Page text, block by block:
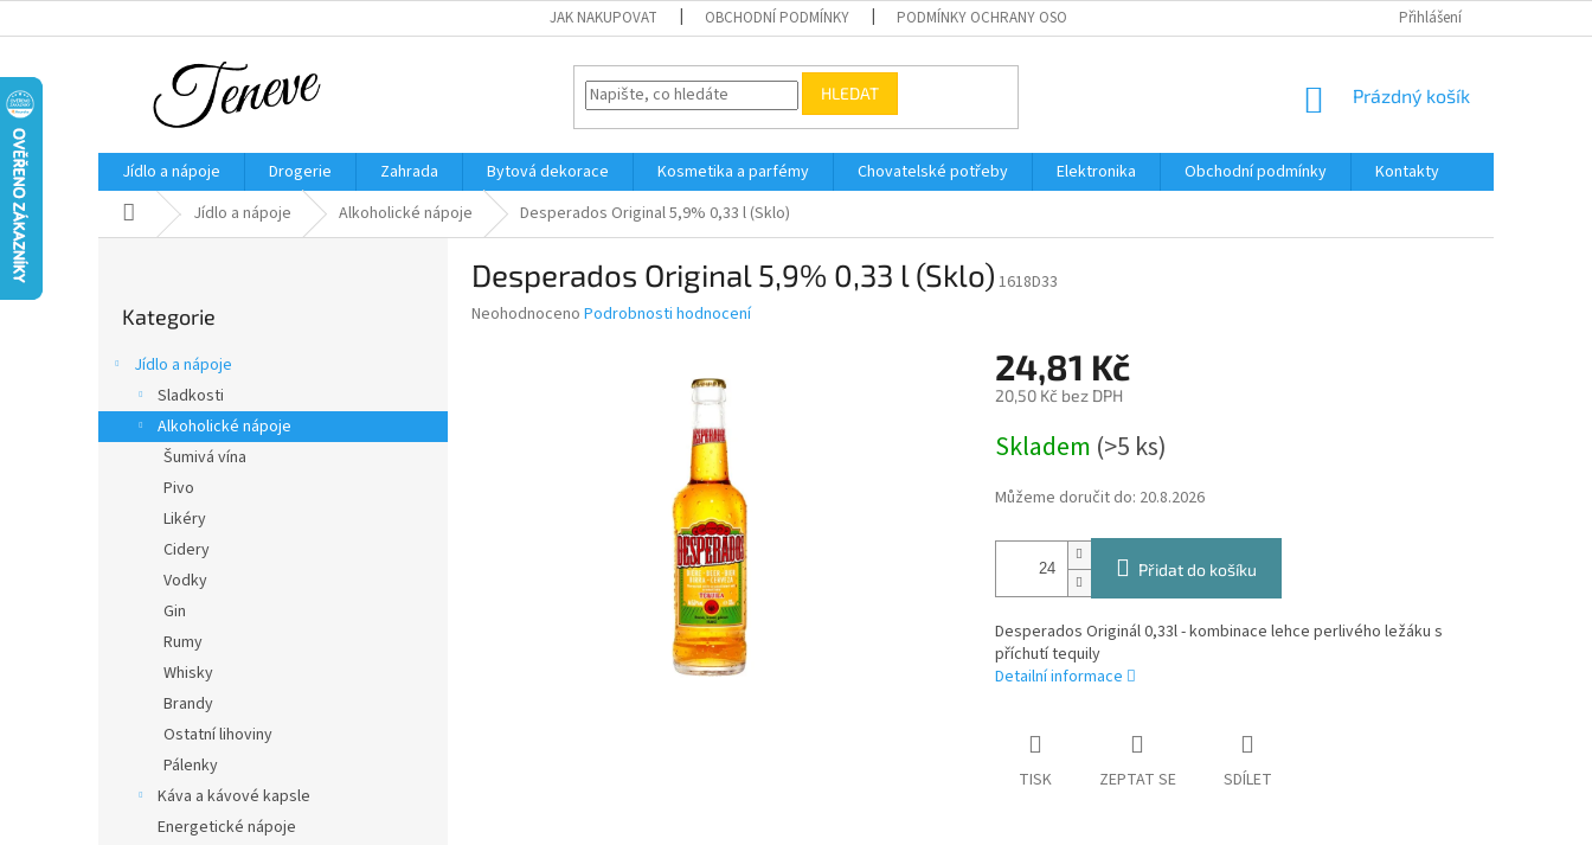
na
JAK NAKUPOVAT OBCHODNÍ PODMÍNKY PODMÍNKY OCHRANY OSOBNÍCH ÚDAJŮ Přihlášení
HLEDAT
NÁKUPNÍ
Prázdný košík
Jídlo a nápoje Drogerie Zahrada Bytová dekorace Kosmetika a parfémy Chovatelské potřeby Elektronika Obchodní podmínky
Kontakty
Domů Jídlo a nápoje Alkoholické nápoje Desperados Original 5,9% 0,33 l (Sklo)
n
kategorie
Kategorie
Jídlo a nápoje
Sladkosti
Alkoholické nápoje
Šumivá vína
Pivo
Likéry
Cidery
Vodky
Gin
Rumy
Whisky
Brandy
Ostatní lihoviny
Pálenky
Káva a kávové kapsle
Energetické nápoje
Desperados Original 5,9% 0,33 l (Sklo) 1618D33
Průměrné
Neohodnoceno Podrobnosti hodnocení
24,81 Kč
20,50 Kč bez DPH
cena:
Skladem (>5 ks)
Můžeme doručit do: 20.8.2026
Přidat do košíku
Desperados Originál 0,33l - kombinace lehce perlivého ležáku s
příchutí tequily
Detailní informace
TISK ZEPTAT SE SDÍLET